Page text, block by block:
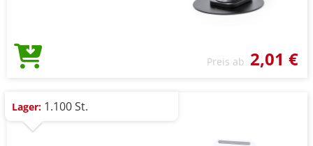
Preis ab 2,01 €
Lager: 1.100 St.